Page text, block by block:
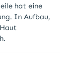
hat eine
In Aufbau,